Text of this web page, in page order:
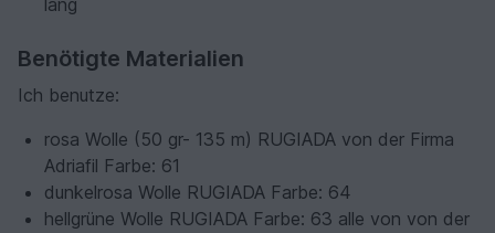
lang
Benötigte Materialien
Ich benutze:
rosa Wolle (50 gr- 135 m) RUGIADA von der Firma
Adriafil Farbe: 61
dunkelrosa Wolle RUGIADA Farbe: 64
hellgrüne Wolle RUGIADA Farbe: 63 alle von von der